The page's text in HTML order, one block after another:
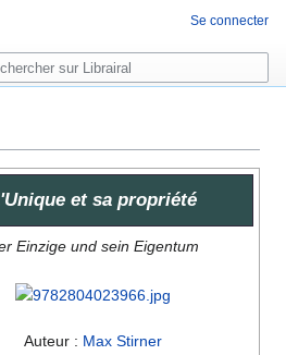
et sa propriété
Einzige und sein Eigentum
Auteur : Max Stirner
Se connecter